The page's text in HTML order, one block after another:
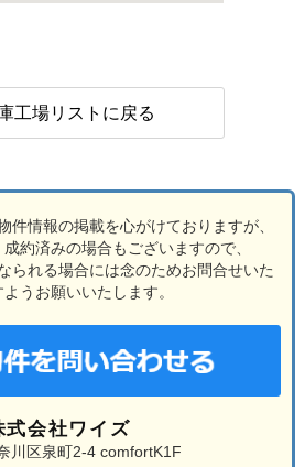
工場リストに戻る
件情報の掲載を心がけておりますが、
約済みの場合もございますので、
られる場合には念のためお問合せいた
うお願いいたします。
式会社ワイズ
川区泉町2-4 comfortK1F